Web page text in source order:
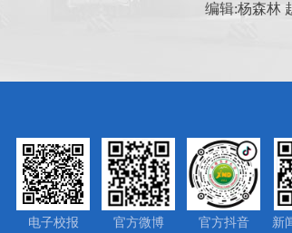
编辑:杨森林
新
官方抖音
官方微博
电子校报